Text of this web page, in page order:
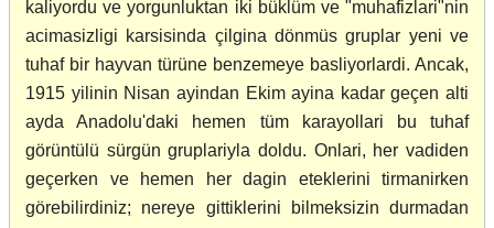
kaliyordu ve yorgunluktan iki büklüm ve "muhafizlari"nin
acimasizligi karsisinda çilgina dönmüs gruplar yeni ve
tuhaf bir hayvan türüne benzemeye basliyorlardi. Ancak,
1915 yilinin Nisan ayindan Ekim ayina kadar geçen alti
ayda Anadolu'daki hemen tüm karayollari bu tuhaf
görüntülü sürgün gruplariyla doldu. Onlari, her vadiden
geçerken ve hemen her dagin eteklerini tirmanirken
görebilirdiniz; nereye gittiklerini bilmeksizin durmadan